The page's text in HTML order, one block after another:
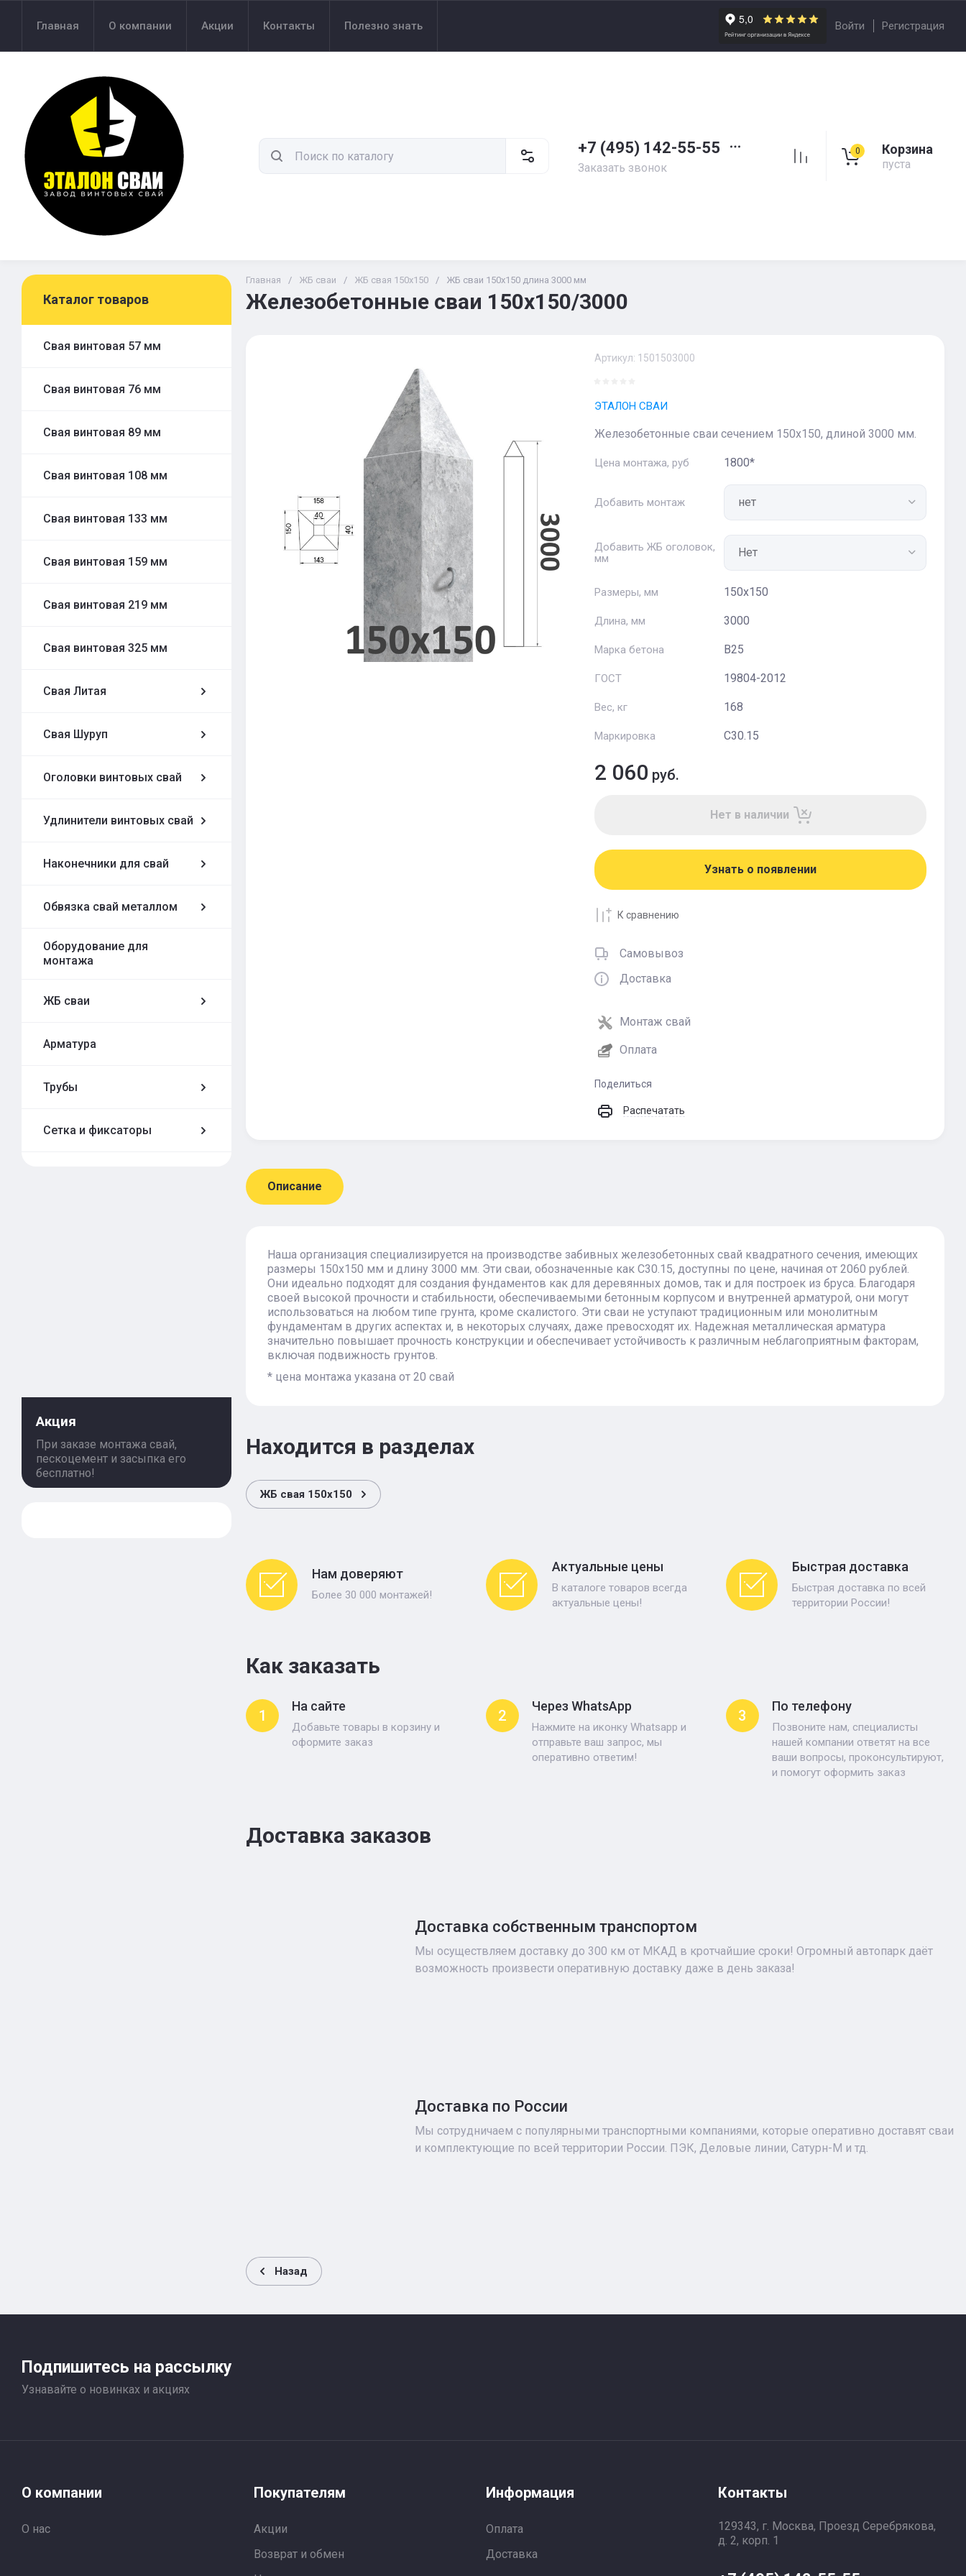
Главная О компании Акции Контакты Полезно знать Войти Регистрация
+7 (495) 142-55-55
Заказать звонок
0 Корзина
пуста
Каталог товаров
Свая винтовая 57 мм
Свая винтовая 76 мм
Свая винтовая 89 мм
Свая винтовая 108 мм
Свая винтовая 133 мм
Свая винтовая 159 мм
Свая винтовая 219 мм
Свая винтовая 325 мм
Свая Литая
Свая Шуруп
Оголовки винтовых свай
Удлинители винтовых свай
Наконечники для свай
Обвязка свай металлом
Оборудование для
монтажа
ЖБ сваи
Арматура
Трубы
Сетка и фиксаторы
Акция
При заказе монтажа свай,
пескоцемент и засыпка его
бесплатно!
Главная / ЖБ сваи / ЖБ свая 150х150 / ЖБ сваи 150х150 длина 3000 мм
Железобетонные сваи 150х150/3000
Артикул: 1501503000
ЭТАЛОН СВАИ
Железобетонные сваи сечением 150х150, длиной 3000 мм.
Цена монтажа, руб 1800*
Добавить монтаж
Добавить ЖБ оголовок,
мм
Размеры, мм 150х150
Длина, мм 3000
Марка бетона В25
ГОСТ 19804-2012
Вес, кг 168
Маркировка С30.15
2 060 руб.
Нет в наличии
Узнать о появлении
К сравнению
Самовывоз
Доставка
Монтаж свай
Оплата
Поделиться
Распечатать
Описание
Наша организация специализируется на производстве забивных железобетонных свай квадратного сечения, имеющих
размеры 150х150 мм и длину 3000 мм. Эти сваи, обозначенные как С30.15, доступны по цене, начиная от 2060 рублей.
Они идеально подходят для создания фундаментов как для деревянных домов, так и для построек из бруса. Благодаря
своей высокой прочности и стабильности, обеспечиваемыми бетонным корпусом и внутренней арматурой, они могут
использоваться на любом типе грунта, кроме скалистого. Эти сваи не уступают традиционным или монолитным
фундаментам в других аспектах и, в некоторых случаях, даже превосходят их. Надежная металлическая арматура
значительно повышает прочность конструкции и обеспечивает устойчивость к различным неблагоприятным факторам,
включая подвижность грунтов.
* цена монтажа указана от 20 свай
Находится в разделах
ЖБ свая 150х150
Нам доверяют
Более 30 000 монтажей!
Актуальные цены
В каталоге товаров всегда
актуальные цены!
Быстрая доставка
Быстрая доставка по всей
территории России!
Как заказать
1
На сайте
Добавьте товары в корзину и
оформите заказ
2
Через WhatsApp
Нажмите на иконку Whatsapp и
отправьте ваш запрос, мы
оперативно ответим!
3
По телефону
Позвоните нам, специалисты
нашей компании ответят на все
ваши вопросы, проконсультируют,
и помогут оформить заказ
Доставка заказов
Доставка собственным транспортом
Мы осуществляем доставку до 300 км от МКАД в кротчайшие сроки! Огромный автопарк даёт
возможность произвести оперативную доставку даже в день заказа!
Доставка по России
Мы сотрудничаем с популярными транспортными компаниями, которые оперативно доставят сваи
и комплектующие по всей территории России. ПЭК, Деловые линии, Сатурн-М и тд.
Назад
Подпишитесь на рассылку
Узнавайте о новинках и акциях
О компании
О нас
Покупателям
Акции
Возврат и обмен
Информация
Оплата
Доставка
Контакты
129343, г. Москва, Проезд Серебрякова,
д. 2, корп. 1